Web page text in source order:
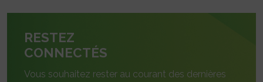
RESTEZ
CONNECTÉS
Vous souhaitez rester au courant des dernières